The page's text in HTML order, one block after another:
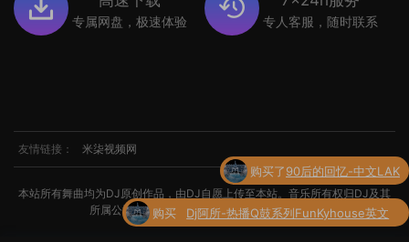
专属网盘，极速体验 专人客服，随时联系
友情链接： 米柒视频网
本站所有舞曲均为DJ原创作品，由DJ自愿上传至本站。音乐所有权归DJ及其
所属公司所有。如涉及侵权，请联系我们处理。
购买
了
Dj阿所-热播Q鼓系列FunKyhouse英文
串烧
购买了世界杯专辑小串